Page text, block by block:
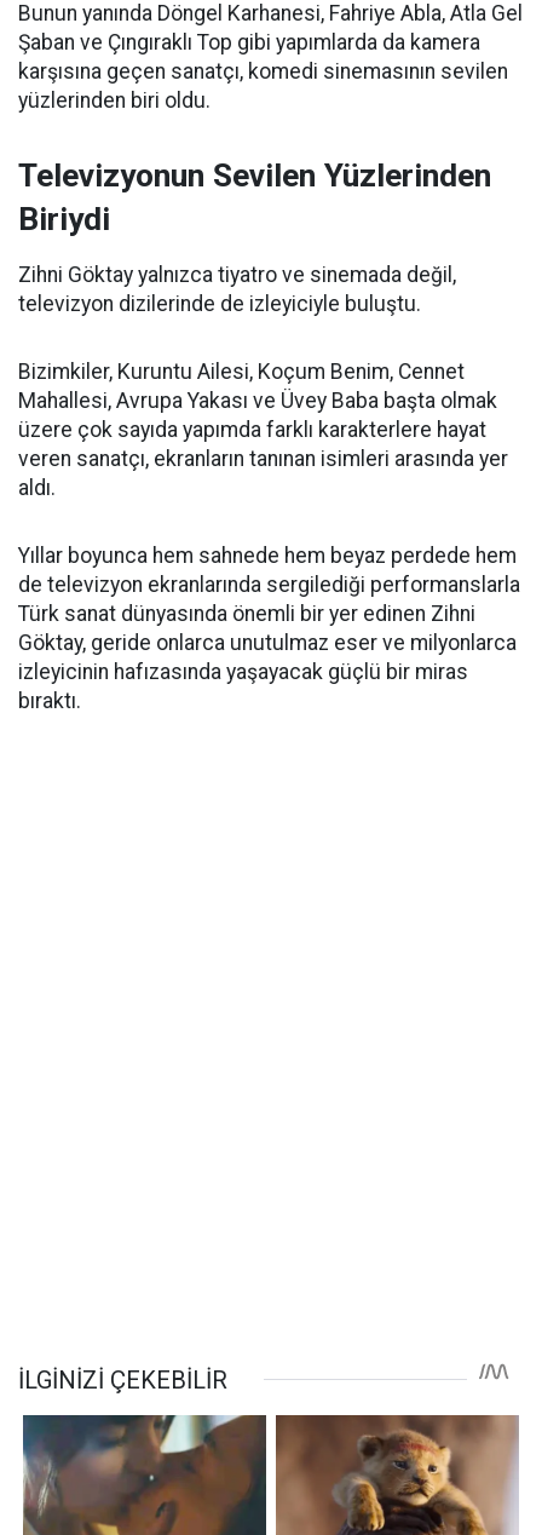
Bunun yanında Döngel Karhanesi, Fahriye Abla, Atla Gel
Şaban ve Çıngıraklı Top gibi yapımlarda da kamera
karşısına geçen sanatçı, komedi sinemasının sevilen
yüzlerinden biri oldu.
Televizyonun Sevilen Yüzlerinden
Biriydi
Zihni Göktay yalnızca tiyatro ve sinemada değil,
televizyon dizilerinde de izleyiciyle buluştu.
Bizimkiler, Kuruntu Ailesi, Koçum Benim, Cennet
Mahallesi, Avrupa Yakası ve Üvey Baba başta olmak
üzere çok sayıda yapımda farklı karakterlere hayat
veren sanatçı, ekranların tanınan isimleri arasında yer
aldı.
Yıllar boyunca hem sahnede hem beyaz perdede hem
de televizyon ekranlarında sergilediği performanslarla
Türk sanat dünyasında önemli bir yer edinen Zihni
Göktay, geride onlarca unutulmaz eser ve milyonlarca
izleyicinin hafızasında yaşayacak güçlü bir miras
bıraktı.